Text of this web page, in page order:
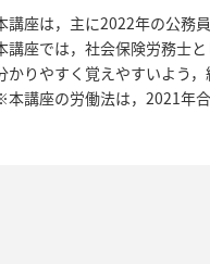
講座は，主に2022年の公務
講座では，社会保険労務士
かりやすく覚えやすいよう
本講座の労働法は，2021年